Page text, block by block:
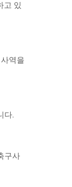
고 있
역을
다.
구사